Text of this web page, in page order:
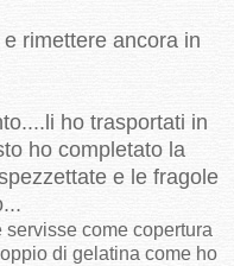
rimettere ancora in
ho trasportati in
ho completato la
e le fragole
servisse come copertura
di gelatina come ho